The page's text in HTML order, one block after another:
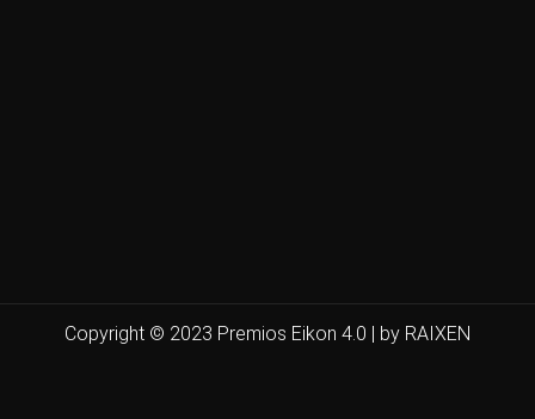
Copyright © 2023 Premios Eikon 4.0 | by RAIXEN